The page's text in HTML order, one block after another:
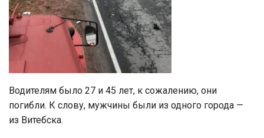
Водителям было 27 и 45 лет, к сожалению, они
погибли. К слову, мужчины были из одного города —
из Витебска.